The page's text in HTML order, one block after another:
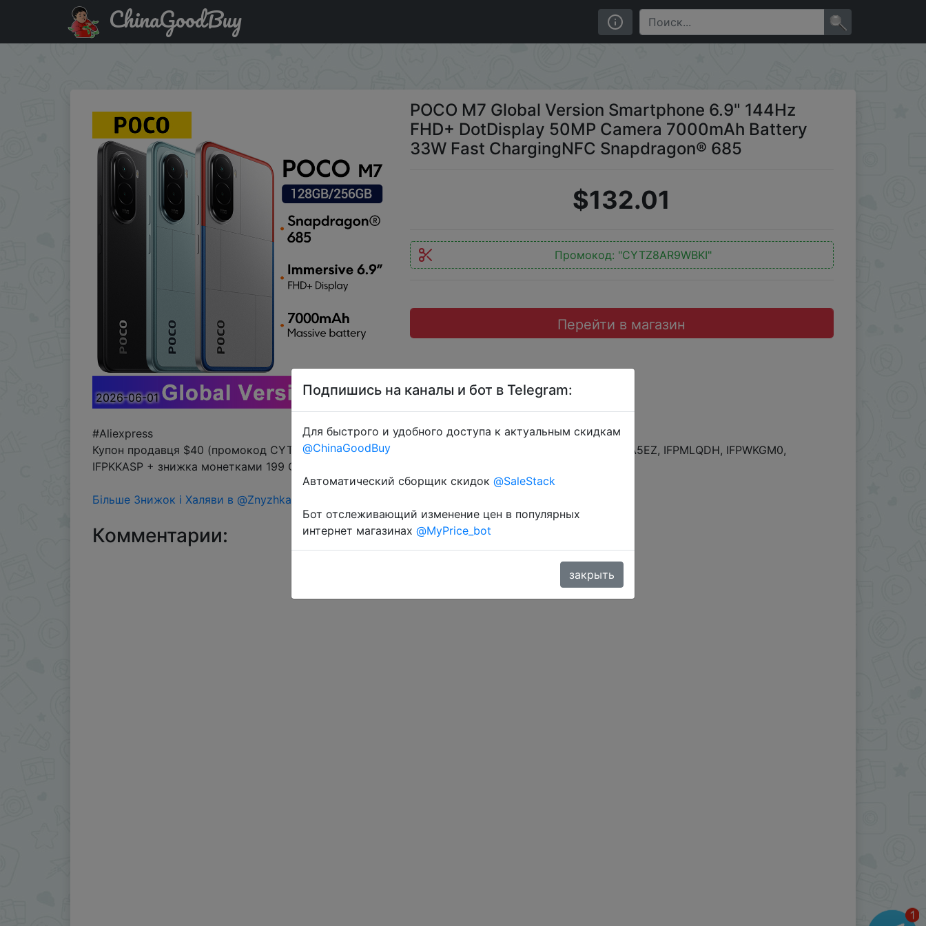
Промокод на скидку :CYTZ8AR9WBKI POCO M7 Global Version Smartphone 6.9" 144Hz FHD+ DotDisplay 50MP Camera 7000mAh Battery 33W Fast ChargingNFC
Snapdragon® 685
ChinaGoodBuy
2026-06-01
POCO M7 Global Version Smartphone 6.9" 144Hz
FHD+ DotDisplay 50MP Camera 7000mAh Battery
33W Fast ChargingNFC Snapdragon® 685
$132.01
Промокод: "CYTZ8AR9WBKI"
Перейти в магазин
#Aliexpress
Купон продавця $40 (промокод CYTZ8AR9WBKI) + промокод $25/$169 (14.79%) → IFP5P3KW, IFPKA5EZ, IFPMLQDH, IFPWKGM0,
IFPKKASP + знижка монетками 199 Coins у додатку через розділ монет.
Більше Знижок і Халяви в @ZnyzhkaUA
Комментарии:
Подпишись на каналы и бот в Telegram:
Для быстрого и удобного доступа к актуальным скидкам
@ChinaGoodBuy
Автоматический сборщик скидок @SaleStack
Бот отслеживающий изменение цен в популярных
интернет магазинах @MyPrice_bot
закрыть